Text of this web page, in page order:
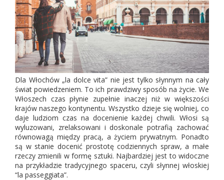
Dla Włochów „la dolce vita” nie jest tylko słynnym na cały
świat powiedzeniem. To ich prawdziwy sposób na życie. We
Włoszech czas płynie zupełnie inaczej niż w większości
krajów naszego kontynentu. Wszystko dzieje się wolniej, co
daje ludziom czas na docenienie każdej chwili. Włosi są
wyluzowani, zrelaksowani i doskonale potrafią zachować
równowagą między pracą, a życiem prywatnym. Ponadto
są w stanie docenić prostotę codziennych spraw, a małe
rzeczy zmienili w formę sztuki. Najbardziej jest to widoczne
na przykładzie tradycyjnego spaceru, czyli słynnej włoskiej
“la passeggiata”.